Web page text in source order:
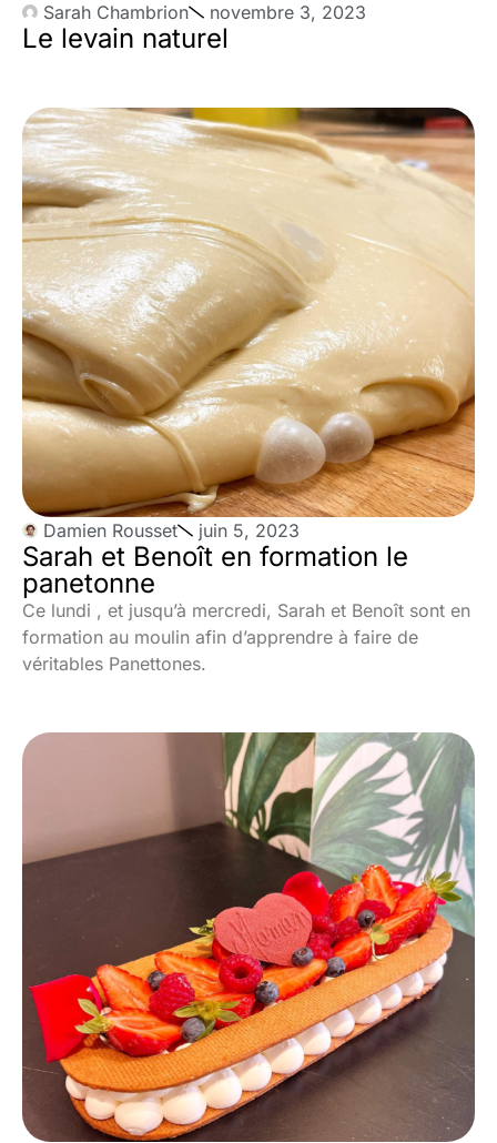
Sarah Chambrion novembre 3, 2023
Le levain naturel
Damien Rousset juin 5, 2023
Sarah et Benoît en formation le
panetonne
Ce lundi , et jusqu’à mercredi, Sarah et Benoît sont en
formation au moulin afin d’apprendre à faire de
véritables Panettones.